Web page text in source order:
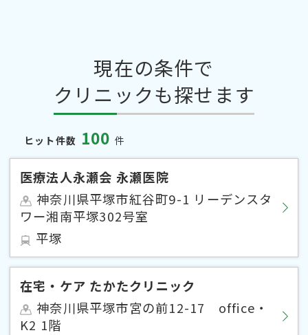
現在の条件で
クリニックも探せます
ヒット件数 100 件
医療法人永瀬会 永瀬医院
神奈川県平塚市紅谷町9-1 リーデンスタ
ワー湘南平塚302号室
平塚
在宅・ケア たかたクリニック
神奈川県平塚市宮の前12-17 office・
K2 1階